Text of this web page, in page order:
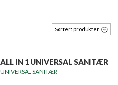
Sorter: produkter
ALL IN 1 UNIVERSAL SANITÆR
UNIVERSAL SANITÆR